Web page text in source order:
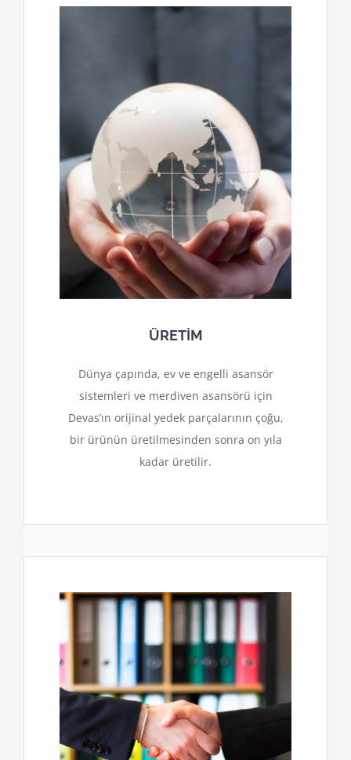
ÜRETİM
Dünya çapında, ev ve engelli asansör
sistemleri ve merdiven asansörü için
Devas’ın orijinal yedek parçalarının çoğu,
bir ürünün üretilmesinden sonra on yıla
kadar üretilir.